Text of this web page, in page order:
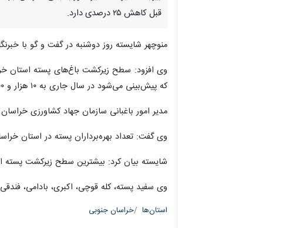
قبل کاهش ۲۵ درصدی دارد.
منوچهر شایسته روز دوشنبه در گفت و گو با
که پیش‌بینی می‌شود در سال جاری به ۱۰ هزار و ۵۰۰ تن کاهش یابد.
مدیر امور باغبانی سازمان جهاد کشاورزی خراسان جنوبی
وی گفت: تعداد بهره‌برداران پسته در استان خراسان جنوبی ۹ هزار و
شایسته بیان کرد: بیشترین سطح زیرکشت پسته استان در شهرستان بشرویه
وی سفید پسته، کله قوچی، اکبری، بادامی،
استان‌ها خراسان جنوبی